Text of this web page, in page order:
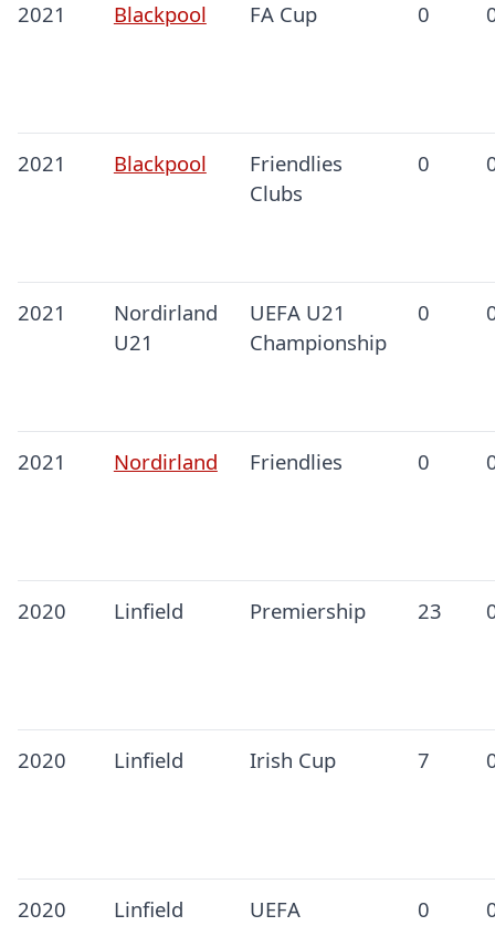
2021 Blackpool FA Cup 0
2021 Blackpool
Friendlies
Clubs
0
2021
Nordirland
U21
UEFA U21
Championship
0
2021 Nordirland Friendlies 0
2020 Linfield Premiership 23
2020 Linfield Irish Cup 7
2020 Linfield
UEFA
0